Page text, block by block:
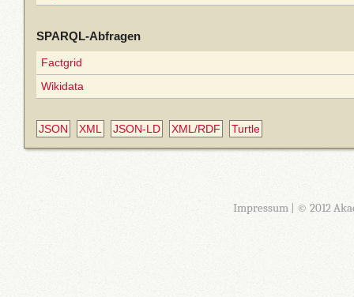
SPARQL-Abfragen
Factgrid
Wikidata
JSON XML JSON-LD XML/RDF Turtle
Impressum| © 2012